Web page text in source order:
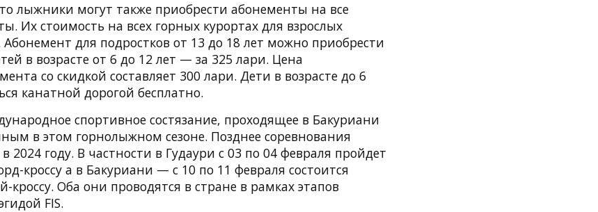
лыжники могут также приобрести абонементы на все
Их стоимость на всех горных курортах для взрослых
Абонемент для подростков от 13 до 18 лет можно приобрести
в возрасте от 6 до 12 лет — за 325 лари. Цена
со скидкой составляет 300 лари. Дети в возрасте до 6
канатной дорогой бесплатно.
спортивное состязание, проходящее в Бакуриани
в этом горнолыжном сезоне. Позднее соревнования
2024 году. В частности в Гудаури с 03 по 04 февраля пройдет
кроссу а в Бакуриани — с 10 по 11 февраля состоится
кроссу. Оба они проводятся в стране в рамках этапов
FIS.